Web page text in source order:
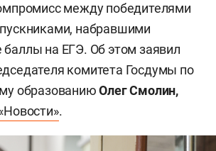
между победителями
набравшими
на ЕГЭ. Об этом заявил
комитета Госдумы по
образованиюОлег Смолин,
.